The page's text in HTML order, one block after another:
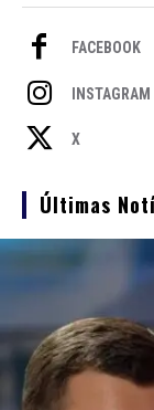
FACEBOOK
INSTAGRAM
X
Últimas